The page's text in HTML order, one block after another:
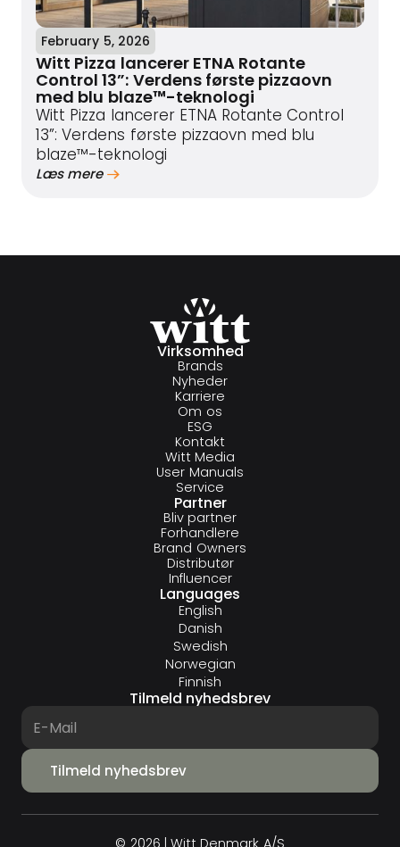
February 5, 2026
Witt Pizza lancerer ETNA Rotante
Control 13”: Verdens første pizzaovn
med blu blaze™-teknologi
Witt Pizza lancerer ETNA Rotante Control
13”: Verdens første pizzaovn med blu
blaze™-teknologi
Læs mere
Virksomhed
Brands
Nyheder
Karriere
Om os
ESG
Kontakt
Witt Media
User Manuals
Service
Partner
Bliv partner
Forhandlere
Brand Owners
Distributør
Influencer
Languages
English
Danish
Swedish
Norwegian
Finnish
Tilmeld nyhedsbrev
© 2026 | Witt Denmark A/S